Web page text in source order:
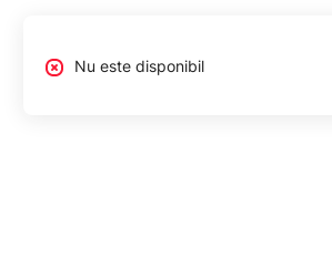
Nu este disponibil